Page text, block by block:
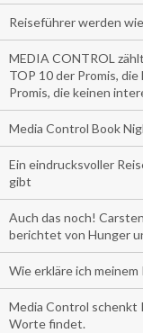
Reiseführer werden
MEDIA CONTROL
TOP 10 der Promis,
Promis, die keinen
Media Control Book
Ein eindrucksvoller
gibt
Auch das noch!
berichtet von Hunger
Wie erkläre ich meinem
Media Control schenkt
Worte findet.